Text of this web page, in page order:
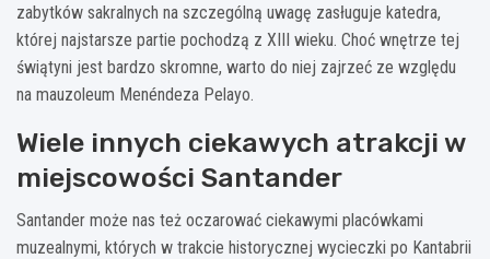
zabytków sakralnych na szczególną uwagę zasługuje katedra,
której najstarsze partie pochodzą z XIII wieku. Choć wnętrze tej
świątyni jest bardzo skromne, warto do niej zajrzeć ze względu
na mauzoleum Menéndeza Pelayo.
Wiele innych ciekawych atrakcji w
miejscowości Santander
Santander może nas też oczarować ciekawymi placówkami
muzealnymi, których w trakcie historycznej wycieczki po Kantabrii